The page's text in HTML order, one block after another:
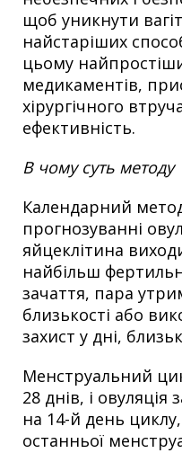
щоб уникнути
найстаріших
цьому
медикаментів,
хірургічного
ефективність.
В чому суть методу
Календарний
прогнозуванні
яйцеклітина
найбільш
зачаття, пара
близькості або
захист у дні,
Менструальний
28 днів, і овуляція
на 14-й день
останньої